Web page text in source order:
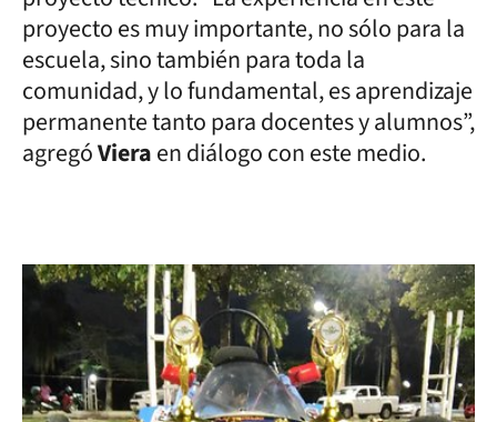
proyecto es muy importante, no sólo para la
escuela, sino también para toda la
comunidad, y lo fundamental, es aprendizaje
permanente tanto para docentes y alumnos”,
agregóVieraen diálogo con este medio.